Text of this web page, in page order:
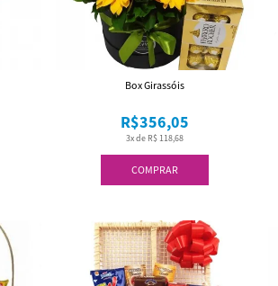
COMPRAR
3x de R$ 118,68
R$356,05
Box Girassóis